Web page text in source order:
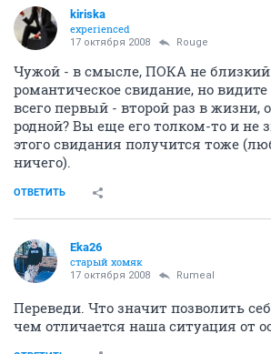
kiriska
experienced
17 октября 2008 Rouge
Чужой - в смысле, ПОКА не
романтическое свидание, но
всего первый - второй раз в жизни,
родной? Вы еще его толком-то и не
этого свидания получится тоже
ничего).
ОТВЕТИТЬ
Eka26
старый хомяк
17 октября 2008 Rumeal
Переведи. Что значит позволить
чем отличается наша ситуация от